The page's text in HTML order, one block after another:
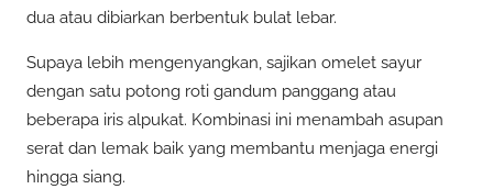
dua atau dibiarkan berbentuk bulat lebar.
Supaya lebih mengenyangkan, sajikan omelet sayur
dengan satu potong roti gandum panggang atau
beberapa iris alpukat. Kombinasi ini menambah asupan
serat dan lemak baik yang membantu menjaga energi
hingga siang.